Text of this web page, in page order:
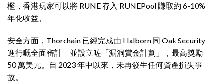
檻，香港玩家可以將 RUNE 存入 RUNEPool 賺取約 6-10%
年化收益。
安全方面，Thorchain 已經完成由 Halborn 同 Oak Security
進行嘅全面審計，並設立咗「漏洞賞金計劃」，最高獎勵
50 萬美元。自 2023 年中以來，未再發生任何資產損失事
故。